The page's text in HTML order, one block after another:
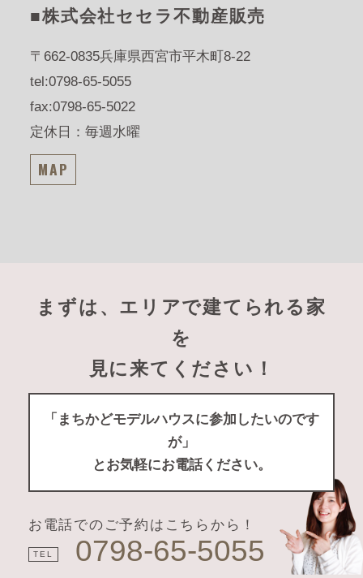
■株式会社セセラ不動産販売
〒662-0835兵庫県西宮市平木町8-22
tel:0798-65-5055
fax:0798-65-5022
定休日：毎週水曜
MAP
まずは、エリアで建てられる家
を
見に来てください！
「まちかどモデルハウスに参加したいのです
が」
とお気軽にお電話ください。
お電話でのご予約はこちらから！
TEL 0798-65-5055